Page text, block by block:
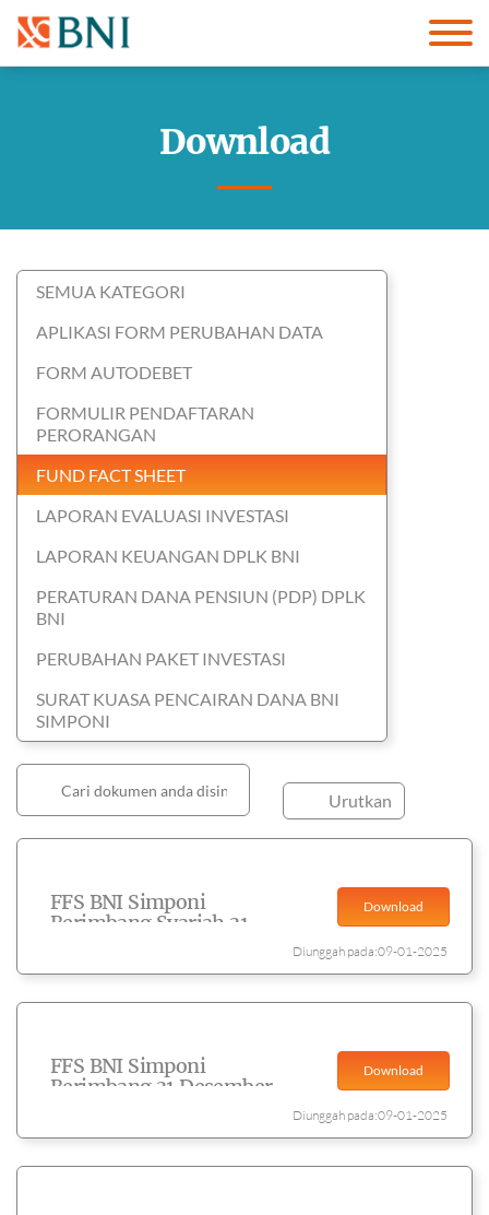
Download
SEMUA KATEGORI
APLIKASI FORM PERUBAHAN DATA
FORM AUTODEBET
FORMULIR PENDAFTARAN
PERORANGAN
FUND FACT SHEET
LAPORAN EVALUASI INVESTASI
LAPORAN KEUANGAN DPLK BNI
PERATURAN DANA PENSIUN (PDP) DPLK
BNI
PERUBAHAN PAKET INVESTASI
SURAT KUASA PENCAIRAN DANA BNI
SIMPONI
Urutkan
FFS BNI Simponi
Berimbang Syariah 31
Download
Diunggah pada:09-01-2025
FFS BNI Simponi
Berimbang 31 Desember
Download
Diunggah pada:09-01-2025